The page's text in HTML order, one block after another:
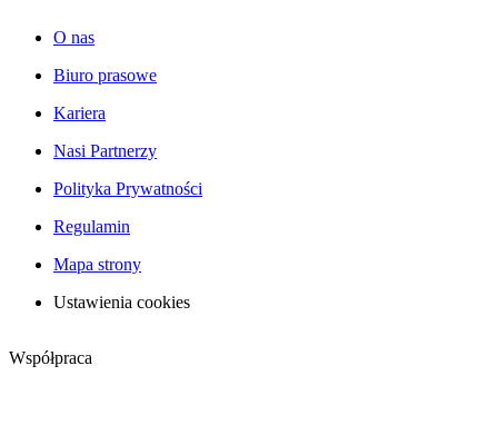
O nas
Biuro prasowe
Kariera
Nasi Partnerzy
Polityka Prywatności
Regulamin
Mapa strony
Ustawienia cookies
Współpraca